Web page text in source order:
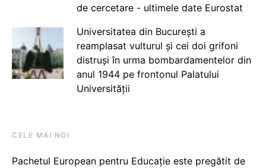
de cercetare - ultimele date Eurostat
Universitatea din București a
reamplasat vulturul și cei doi grifoni
distruși în urma bombardamentelor din
anul 1944 pe frontonul Palatului
Universității
CELE MAI NOI
Pachetul European pentru Educație este pregătit de